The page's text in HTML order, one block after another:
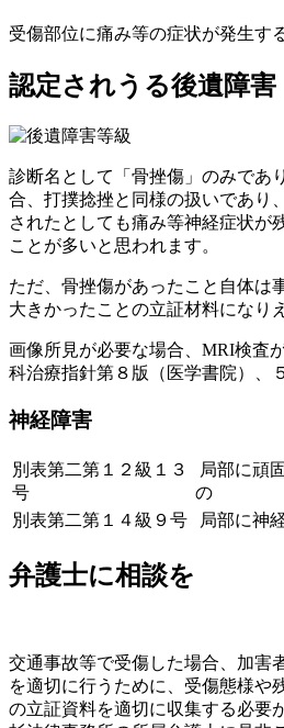
受傷部位に痛み等の症状が発生す
認定されうる後遺障害
診断名として「骨挫傷」のみであ
合、打撲捻挫と同様の扱いであり
されたとしても痛み等神経症状が
ことが多いと思われます。
ただ、骨挫傷があったこと自体は
大きかったことの立証材料になり
画像所見が必要な場合、MRI検査
科治療指針第８版（医学書院）、
神経障害
別表第二第１２級１３
号
局部に頑
の
別表第二第１４級９号
局部に神
弁護士に相談を
交通事故等で受傷した場合、加害
を適切に行うために、受傷態様や
の立証資料を適切に収集する必要